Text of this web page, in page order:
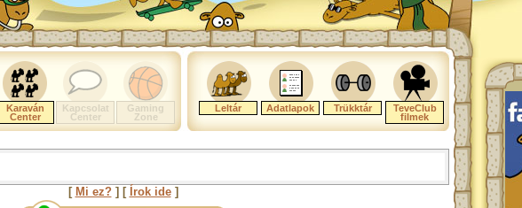
Karaván
Center
Kapcsolat
Center
Gaming
Zone
Leltár Adatlapok Trükktár
TeveClub
filmek
[ Mi ez?] [ Írok ide]